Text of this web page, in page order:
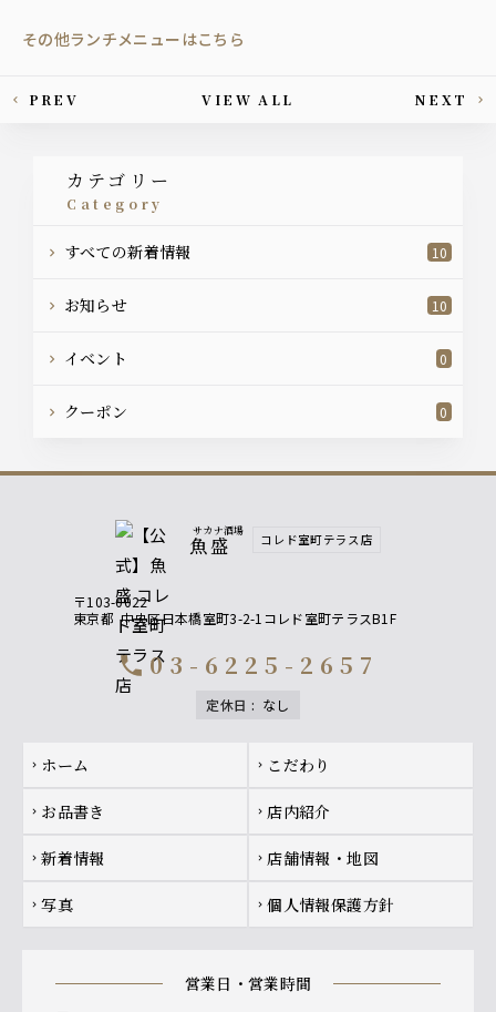
その他ランチメニューはこちら
This article's paging
PREV VIEW ALL NEXT
カテゴリー
category
すべての新着情報 10
お知らせ 10
イベント 0
クーポン 0
サカナ酒場
魚盛 コレド室町テラス店
〒103-0022
東京都 中央区日本橋室町3-2-1コレド室町テラスB1F
call 03-6225-2657
定休日 : なし
Footer navigation
chevron_right ホーム chevron_right こだわり
chevron_right お品書き chevron_right 店内紹介
chevron_right 新着情報 chevron_right 店舗情報・地図
chevron_right 写真 chevron_right 個人情報保護方針
営業日・営業時間